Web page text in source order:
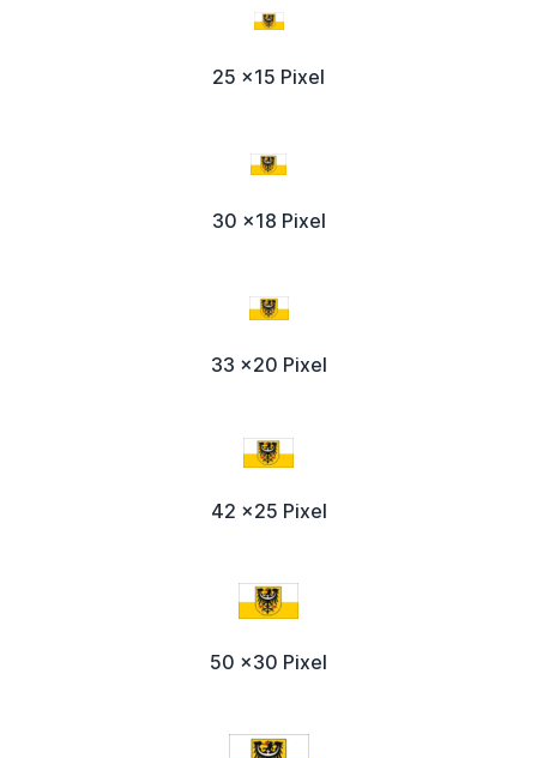
25 x15 Pixel
30 x18 Pixel
33 x20 Pixel
42 x25 Pixel
50 x30 Pixel